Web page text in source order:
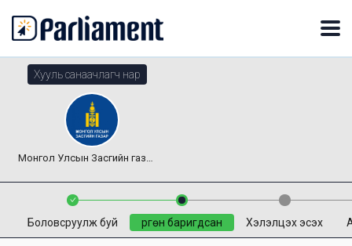
Хууль санаачлагч нар
Монгол Улсын Засгийн газар
Боловсруулж буй Өргөн баригдсан Хэлэлцэх эсэх